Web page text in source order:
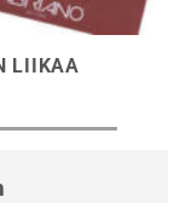
LIIKAA